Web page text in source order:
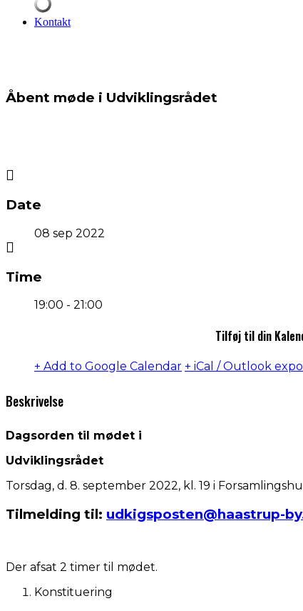
Kontakt
Åbent møde i Udviklingsrådet
Date
08 sep 2022
Time
19:00 - 21:00
Tilføj til din
+ Add to Google Calendar + iCal / Outlook
Beskrivelse
Dagsorden til mødet i
Udviklingsrådet
Torsdag, d. 8. september 2022, kl. 19 i
Tilmelding til: udkigsposten@haastrup-
Der afsat 2 timer til mødet.
Konstituering